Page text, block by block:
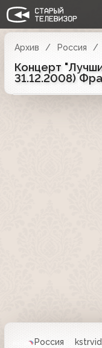
Архив Россия
Концерт
31.12.2008)
Россия